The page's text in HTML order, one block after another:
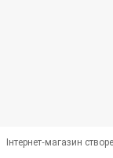
Інтернет-магазин